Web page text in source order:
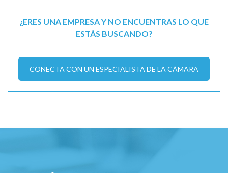
¿ERES UNA EMPRESA Y NO ENCUENTRAS LO QUE
ESTÁS BUSCANDO?
CONECTA CON UN ESPECIALISTA DE LA CÁMARA